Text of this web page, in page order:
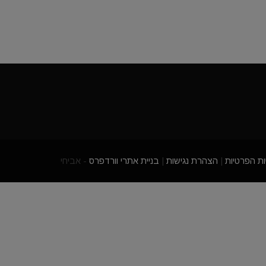
הפרטיות הצהרת נגישות בניית אתרי וורדפרס - אביחי